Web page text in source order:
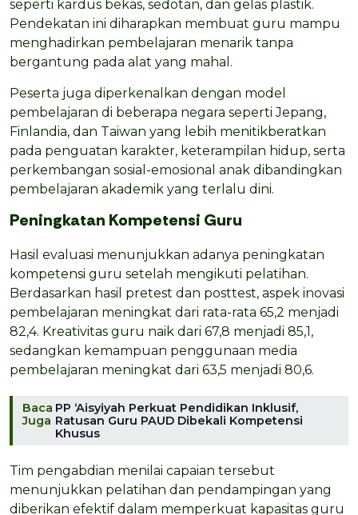
seperti kardus bekas, sedotan, dan gelas plastik.
Pendekatan ini diharapkan membuat guru mampu
menghadirkan pembelajaran menarik tanpa
bergantung pada alat yang mahal.
Peserta juga diperkenalkan dengan model
pembelajaran di beberapa negara seperti Jepang,
Finlandia, dan Taiwan yang lebih menitikberatkan
pada penguatan karakter, keterampilan hidup, serta
perkembangan sosial-emosional anak dibandingkan
pembelajaran akademik yang terlalu dini.
Peningkatan Kompetensi Guru
Hasil evaluasi menunjukkan adanya peningkatan
kompetensi guru setelah mengikuti pelatihan.
Berdasarkan hasil pretest dan posttest, aspek inovasi
pembelajaran meningkat dari rata-rata 65,2 menjadi
82,4. Kreativitas guru naik dari 67,8 menjadi 85,1,
sedangkan kemampuan penggunaan media
pembelajaran meningkat dari 63,5 menjadi 80,6.
Baca
Juga
PP ‘Aisyiyah Perkuat Pendidikan Inklusif,
Ratusan Guru PAUD Dibekali Kompetensi
Khusus
Tim pengabdian menilai capaian tersebut
menunjukkan pelatihan dan pendampingan yang
diberikan efektif dalam memperkuat kapasitas guru